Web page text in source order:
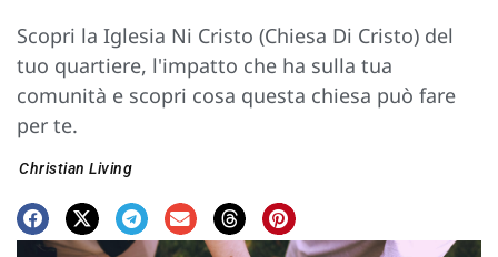
Scopri la Iglesia Ni Cristo (Chiesa Di Cristo) del
tuo quartiere, l'impatto che ha sulla tua
comunità e scopri cosa questa chiesa può fare
per te.
Christian Living